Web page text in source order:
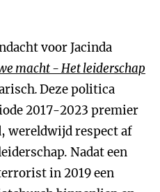
voor Jacinda
macht - Het leiderschap
.Deze politica
2017-2023 premier
wereldwijd respect af
Nadat een
in 2019 een